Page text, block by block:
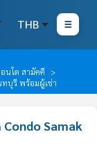
THB
นโด สามัคคี
ทบุรี พร้อมผู้เช่า
Samak